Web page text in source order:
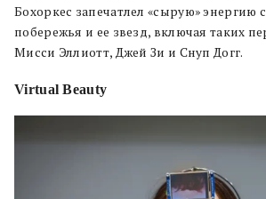
Бохоркес запечатлел «сырую» энергию
побережья и ее звезд, включая таких
Мисси Эллиотт, Джей Зи и Снуп Догг.
Virtual Beauty